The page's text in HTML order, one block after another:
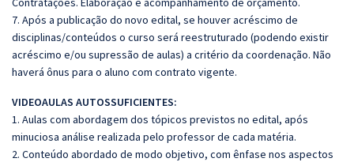
7. Após a publicação do novo edital, se houver acréscimo de
disciplinas/conteúdos o curso será reestruturado (podendo existir
acréscimo e/ou supressão de aulas) a critério da coordenação. Não
haverá ônus para o aluno com contrato vigente.
VIDEOAULAS AUTOSSUFICIENTES:
1. Aulas com abordagem dos tópicos previstos no edital, após
minuciosa análise realizada pelo professor de cada matéria.
2. Conteúdo abordado de modo objetivo, com ênfase nos aspectos